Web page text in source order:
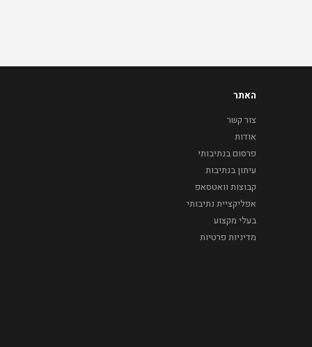
האתר
צור קשר
אודות
פרסום בנתיבותי
עיתון בנתיבות
קבוצות וואטסאפ
אפליקציית נתיבותי
בעלי מקצוע
מדיניות פרטיות